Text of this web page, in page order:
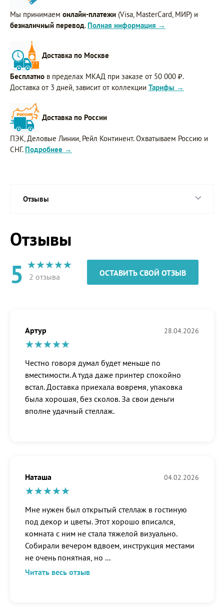
Мы принимаем онлайн-платежи (Visa, MasterCard, МИР) и
безналичный перевод. Полная информация →
Доставка по Москве
Бесплатно в пределах МКАД при заказе от 50 000 ₽.
Доставка от 3 дней, зависит от коллекции Тарифы →
Доставка по России
ПЭК, Деловые Линии, Рейл Континент. Охватываем Россию и
СНГ. Подробнее →
Отзывы
Отзывы
5 2 отзыва ОСТАВИТЬ СВОЙ ОТЗЫВ
Артур 28.04.2026
Честно говоря думал будет меньше по
вместимости. А туда даже принтер спокойно
встал. Доставка приехала вовремя, упаковка
была хорошая, без сколов. За свои деньги
вполне удачный стеллаж.
Наташа 04.02.2026
Мне нужен был открытый стеллаж в гостиную
под декор и цветы. Этот хорошо вписался,
комната с ним не стала тяжелой визуально.
Собирали вечером вдвоем, инструкция местами
не очень понятная, но ...
Читать весь отзыв